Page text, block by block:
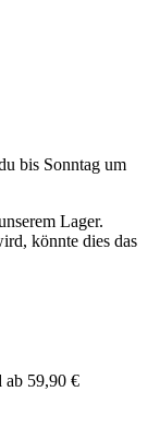
bis Sonntag um
Lager.
könnte dies das
ab 59,90 €